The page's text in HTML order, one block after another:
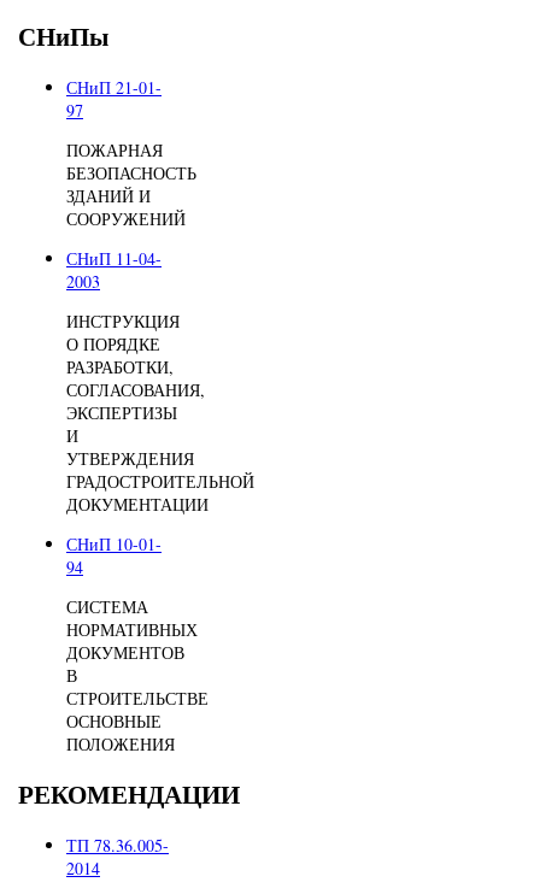
СНиПы
СНиП 21-01-
97
ПОЖАРНАЯ
БЕЗОПАСНОСТЬ
ЗДАНИЙ И
СООРУЖЕНИЙ
СНиП 11-04-
2003
ИНСТРУКЦИЯ
О ПОРЯДКЕ
РАЗРАБОТКИ,
СОГЛАСОВАНИЯ,
ЭКСПЕРТИЗЫ
И
УТВЕРЖДЕНИЯ
ГРАДОСТРОИТЕЛЬНОЙ
ДОКУМЕНТАЦИИ
СНиП 10-01-
94
СИСТЕМА
НОРМАТИВНЫХ
ДОКУМЕНТОВ
В
СТРОИТЕЛЬСТВЕ
ОСНОВНЫЕ
ПОЛОЖЕНИЯ
РЕКОМЕНДАЦИИ
ТП 78.36.005-
2014